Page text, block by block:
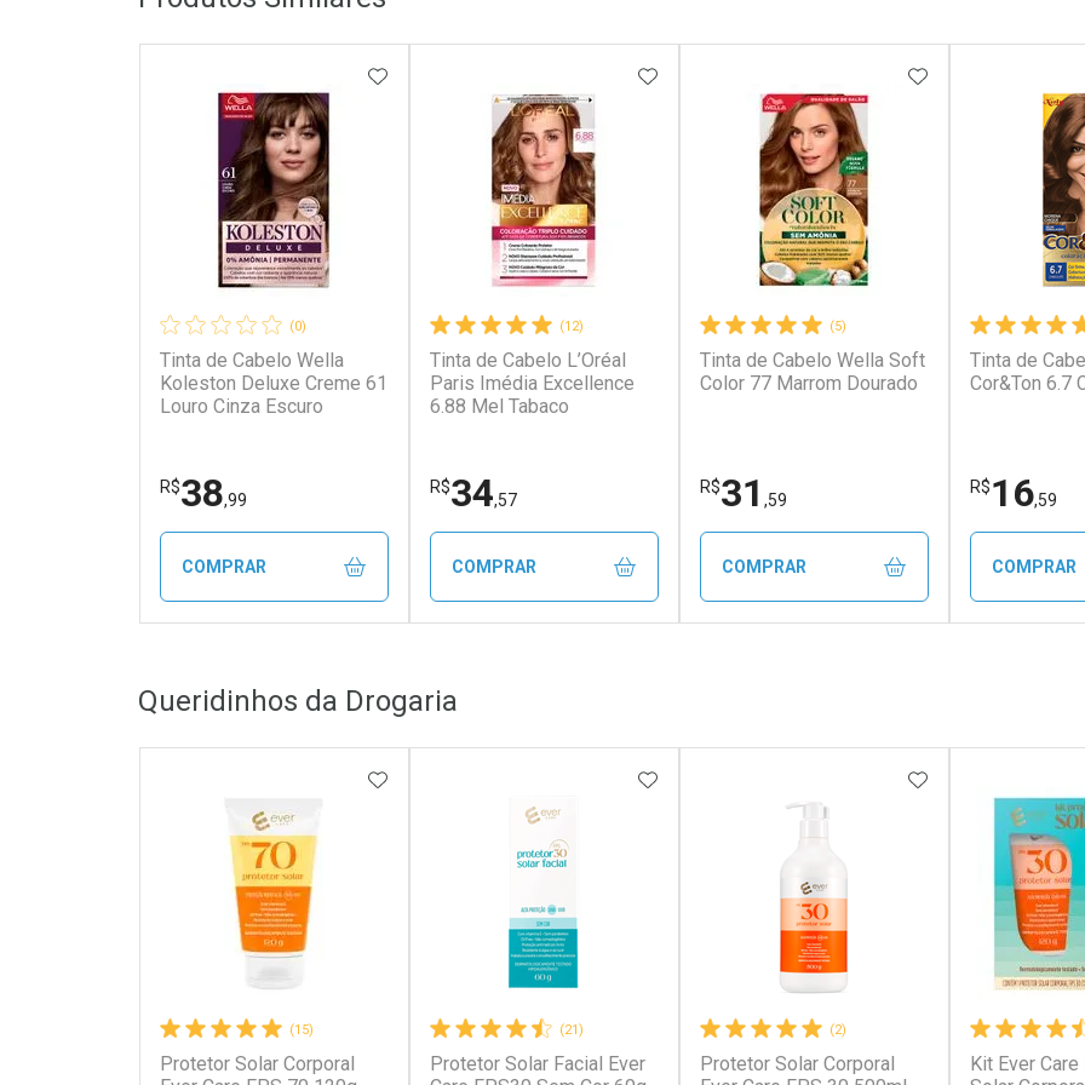
(0)
Tinta de Cabelo Wella
Koleston Deluxe Creme 61
Louro Cinza Escuro
R$38,99
ADICIONAR AOS FAVORITOS
COMPRAR
Laboratório
Ativar Desconto
Por Menos
(12)
Tinta de Cabelo L’Oréal
Paris Imédia Excellence
6.88 Mel Tabaco
R$34,57
ADICIONAR AOS FAVORITOS
COMPRAR
Laboratório
Ativar Desconto
Por Menos
(5)
Tinta de Cabelo Wella Soft
Color 77 Marrom Dourado
R$31 ,59
ADICIONAR AOS
COMPRAR
Ativar Desconto
Tinta de
Cor&Ton 6.7
R$16,59
COMPRAR
Ativar
Queridinhos da Drogaria
(15)
Protetor Solar Corporal
ADICIONAR AOS FAVORITOS
(21)
Protetor Solar Facial Ever
ADICIONAR AOS FAVORITOS
(2)
Protetor Solar Corporal
ADICIONAR AOS
Kit Ever